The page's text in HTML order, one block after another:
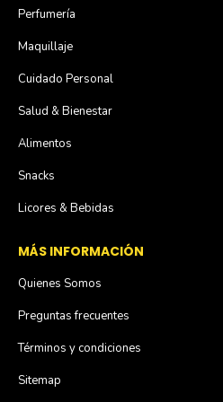
Perfumería
Maquillaje
Cuidado Personal
Salud & Bienestar
Alimentos
Snacks
Licores & Bebidas
MÁS INFORMACIÓN
Quienes Somos
Preguntas frecuentes
Términos y condiciones
Sitemap